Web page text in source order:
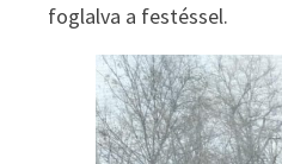
foglalva a festéssel.